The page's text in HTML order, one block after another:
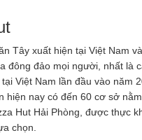
Tây xuất hiện tại Việt Nam
đông đảo mọi người, nhất là
Việt Nam lần đầu vào năm
hiện nay có đến 60 cơ sở
Hut Hải Phòng, được thực
chọn.